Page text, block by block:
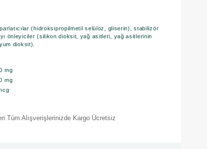
(hidroksipropilmetil selüloz, gliserin), stabilizör
önleyiciler (silikon dioksit, yağ asitleri, yağ asitlerinin
dioksit).
mg
mg
Tüm Alışverişlerinizde Kargo Ücretsiz